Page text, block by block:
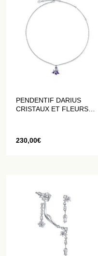
PENDENTIF DARIUS
CRISTAUX ET FLEURS
230,00€